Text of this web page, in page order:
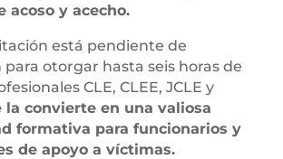
acoso y acecho.
está pendiente de
otorgar hasta seis horas de
CLE, CLEE, JCLE y
la convierte en una valiosa
formativa para funcionarios y
de apoyo a víctimas.